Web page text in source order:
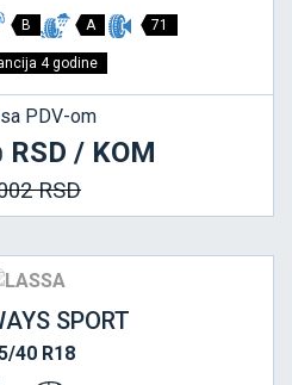
B A 71
4 godine
PDV-om
RSD / KOM
RSD
SPORT
40 R18